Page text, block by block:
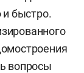
и быстро.
вопросы